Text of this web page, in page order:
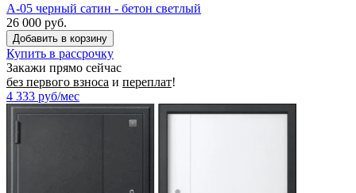
A-05 черный сатин - бетон светлый
26 000 руб.
Купить в рассрочку
Закажи прямо сейчас
без первого взноса и переплат!
4 333 руб/мес